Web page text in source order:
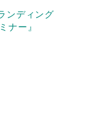
ンディング
ー』